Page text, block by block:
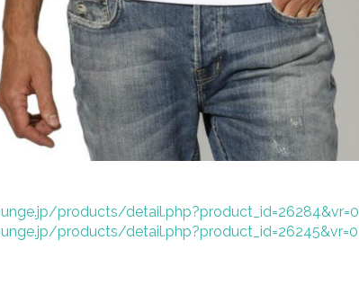
products/detail.php?product_id=26284&vr=0
products/detail.php?product_id=26245&vr=0